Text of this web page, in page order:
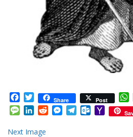
Facebook
TwitterShare Post
Message
LinkedInRedditMessenger
TelegramYahoo
Next Image